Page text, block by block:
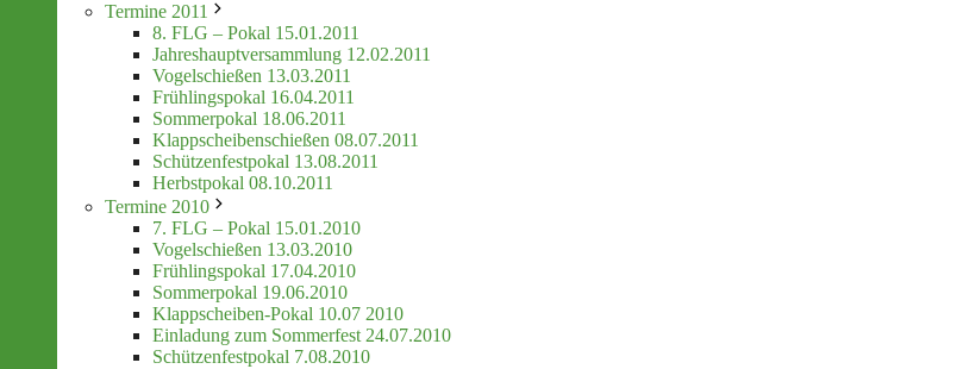
Termine 2011
8. FLG – Pokal 15.01.2011
Jahreshauptversammlung 12.02.2011
Vogelschießen 13.03.2011
Frühlingspokal 16.04.2011
Sommerpokal 18.06.2011
Klappscheibenschießen 08.07.2011
Schützenfestpokal 13.08.2011
Herbstpokal 08.10.2011
Termine 2010
7. FLG – Pokal 15.01.2010
Vogelschießen 13.03.2010
Frühlingspokal 17.04.2010
Sommerpokal 19.06.2010
Klappscheiben-Pokal 10.07 2010
Einladung zum Sommerfest 24.07.2010
Schützenfestpokal 7.08.2010